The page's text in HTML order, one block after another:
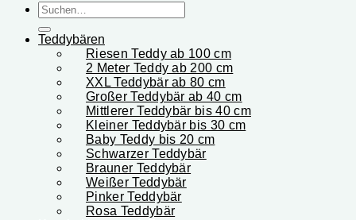
Suchen
nach:
Teddybären
Riesen Teddy ab 100 cm
2 Meter Teddy ab 200 cm
XXL Teddybär ab 80 cm
Großer Teddybär ab 40 cm
Mittlerer Teddybär bis 40 cm
Kleiner Teddybär bis 30 cm
Baby Teddy bis 20 cm
Schwarzer Teddybär
Brauner Teddybär
Weißer Teddybär
Pinker Teddybär
Rosa Teddybär